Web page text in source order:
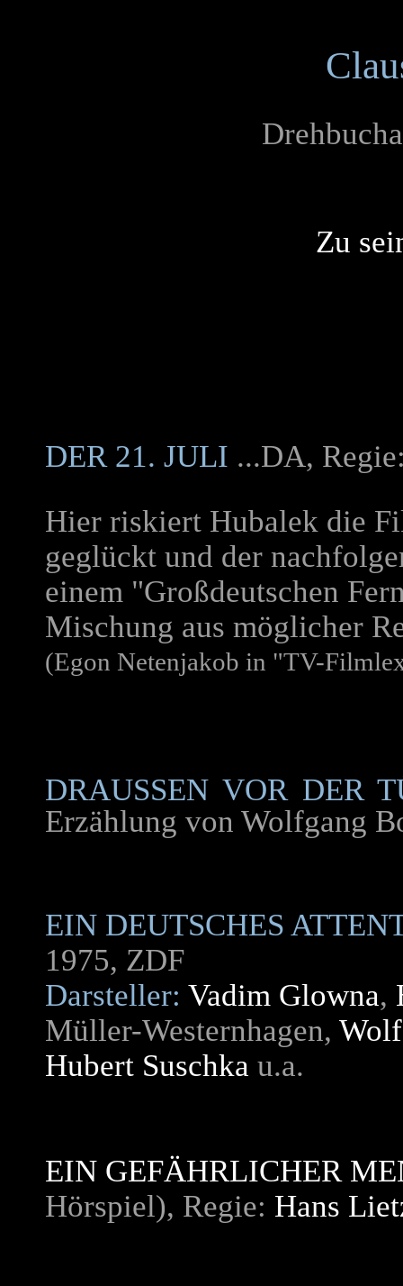
Zu
DER 21. JULI ...DA,
Hier riskiert Hubalek die
geglückt und der
einem "Großdeutschen
Mischung aus möglicher
(Egon Netenjakob in "TV-
DRAUSSEN VOR DER
Erzählung von Wolfgang
EIN DEUTSCHES
1975, ZDF
Darsteller: Vadim Glowna,
Müller-Westernhagen,
Hubert Suschka u.a.
EIN GEFÄHRLICHER
Hörspiel), Regie: Hans